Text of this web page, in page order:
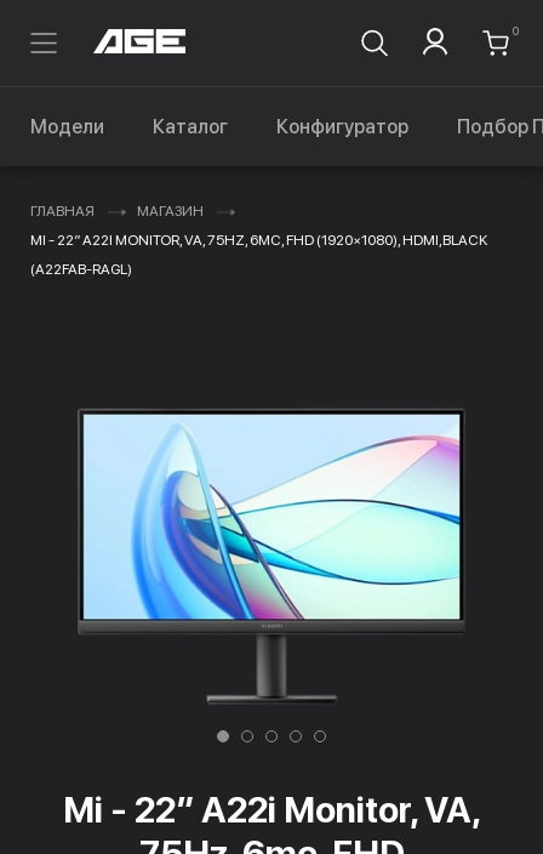
0
Модели Каталог Конфигуратор Подбор
ГЛАВНАЯ
МАГАЗИН
MI - 22″ A22I MONITOR, VA, 75HZ, 6MC, FHD (1920×1080), HDMI,BLACK
(A22FAB-RAGL)
Mi - 22″ A22i Monitor, VA,